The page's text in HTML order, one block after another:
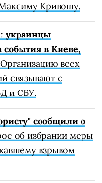
Кривошу.
украинцы
события в Киеве,
Организацию всех
связывают с
и СБУ.
сообщили о
об избрании меры
взрывом